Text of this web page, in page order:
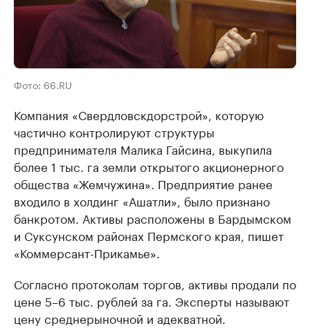
Фото: 66.RU
Компания «Свердловскдорстрой», которую
частично контролируют структуры
предпринимателя Малика Гайсина, выкупила
более 1 тыс. га земли открытого акционерного
общества «Жемчужина». Предприятие ранее
входило в холдинг «Ашатли», было признано
банкротом. Активы расположены в Бардымском
и Суксунском районах Пермского края, пишет
«Коммерсант-Прикамье».
Согласно протоколам торгов, активы продали по
цене 5–6 тыс. рублей за га. Эксперты называют
цену среднерыночной и адекватной.